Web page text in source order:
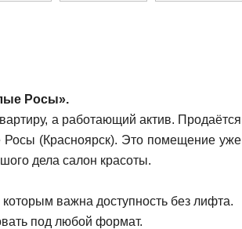
Росы».
а работающий актив. Продаётся
(Красноярск). Это помещение уже
дела салон красоты.
важна доступность без лифта.
под любой формат.